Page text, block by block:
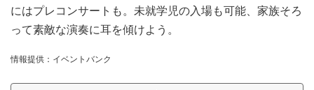
にはプレコンサートも。未就学児の入場も可能、家族そろ
って素敵な演奏に耳を傾けよう。
情報提供：イベントバンク